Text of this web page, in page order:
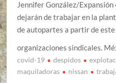
Jennifer González/
dejarán de trabajar en la
de autopartes a partir de
organizaciones sindicales.
covid-19 despidos
maquiladoras
nissan